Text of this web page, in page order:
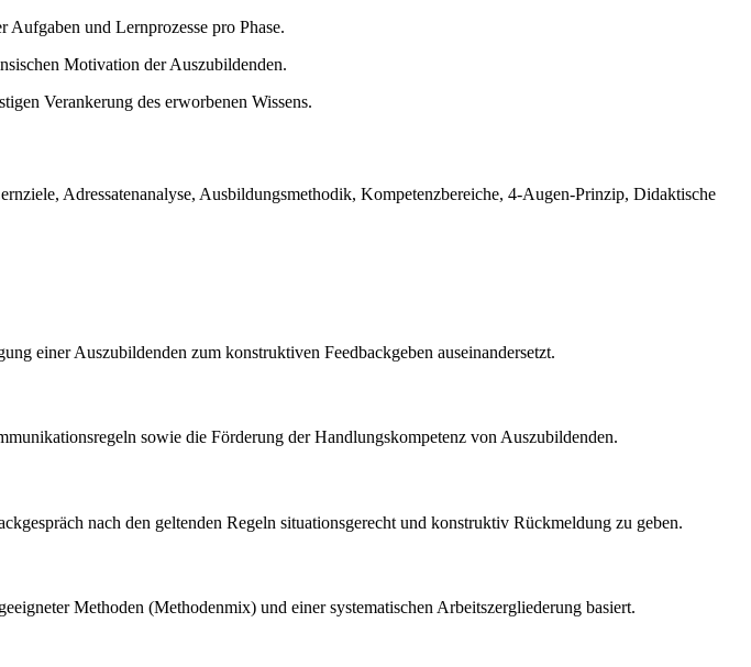
und Lernprozesse pro Phase.
Motivation der Auszubildenden.
Verankerung des erworbenen Wissens.
Adressatenanalyse, Ausbildungsmethodik, Kompetenzbereiche, 4-Augen-Prinzip, Didaktische
einer Auszubildenden zum konstruktiven Feedbackgeben auseinandersetzt.
sowie die Förderung der Handlungskompetenz von Auszubildenden.
nach den geltenden Regeln situationsgerecht und konstruktiv Rückmeldung zu geben.
Methoden (Methodenmix) und einer systematischen Arbeitszergliederung basiert.